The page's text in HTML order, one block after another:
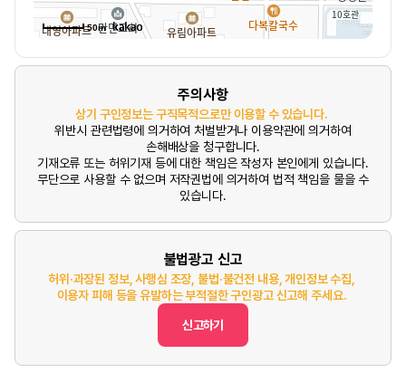
50m
주의사항
상기 구인정보는 구직목적으로만 이용할 수 있습니다.
위반시 관련법령에 의거하여 처벌받거나 이용약관에 의거하여
손해배상을 청구합니다.
기재오류 또는 허위기재 등에 대한 책임은 작성자 본인에게 있습니다.
무단으로 사용할 수 없으며 저작권법에 의거하여 법적 책임을 물을 수
있습니다.
불법광고 신고
허위·과장된 정보, 사행심 조장, 불법·불건전 내용, 개인정보 수집,
이용자 피해 등을 유발하는 부적절한 구인광고 신고해 주세요.
신고하기